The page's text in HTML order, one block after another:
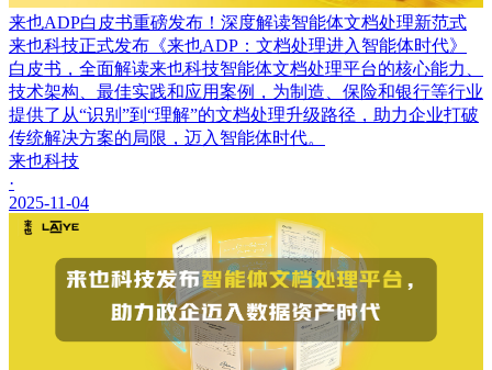
来也ADP白皮书重磅发布！深度解读智能体文档处理新范式
来也科技正式发布《来也ADP：文档处理进入智能体时代》
白皮书，全面解读来也科技智能体文档处理平台的核心能力、
技术架构、最佳实践和应用案例，为制造、保险和银行等行业
提供了从“识别”到“理解”的文档处理升级路径，助力企业打破
传统解决方案的局限，迈入智能体时代。
来也科技
·
2025-11-04